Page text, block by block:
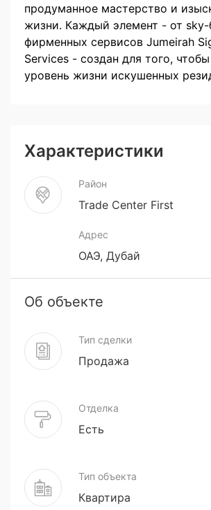
продуманное мастерство и
жизни. Каждый элемент - от sky-
фирменных сервисов Jumeirah
Services - создан для того,
уровень жизни искушенных
Характеристики
Район
Trade Center First
Адрес
ОАЭ, Дубай
Об объекте
Тип сделки
Продажа
Отделка
Есть
Тип объекта
Квартира